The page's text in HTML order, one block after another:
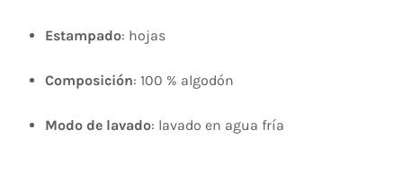
Estampado: hojas
Composición: 100 % algodón
Modo de lavado: lavado en agua fría